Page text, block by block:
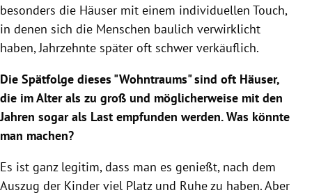
besonders die Häuser mit einem individuellen Touch,
in denen sich die Menschen baulich verwirklicht
haben, Jahrzehnte später oft schwer verkäuflich.
Die Spätfolge dieses "Wohntraums" sind oft Häuser,
die im Alter als zu groß und möglicherweise mit den
Jahren sogar als Last empfunden werden. Was könnte
man machen?
Es ist ganz legitim, dass man es genießt, nach dem
Auszug der Kinder viel Platz und Ruhe zu haben. Aber